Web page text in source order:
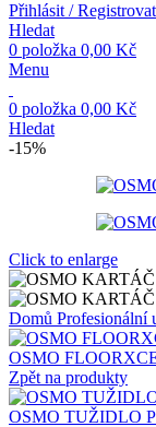
Přihlásit / Registrovat
Hledat
0 položka 0,00 Kč
Menu
0 položka 0,00 Kč
Hledat
-15%
Click to enlarge
Domů Profesionální
OSMO
Zpět na produkty
OSMO TUŽIDLO